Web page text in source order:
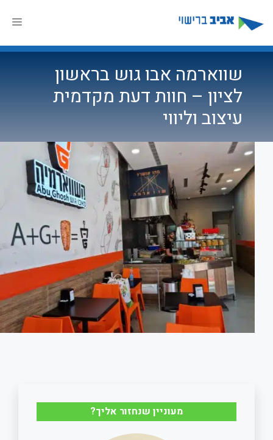
לתוכן
שווארמה אבו גוש בראשון
לציון – חוות דעת מקדמית
עיצוב וליווי
מעוניין שנחזור אליך?